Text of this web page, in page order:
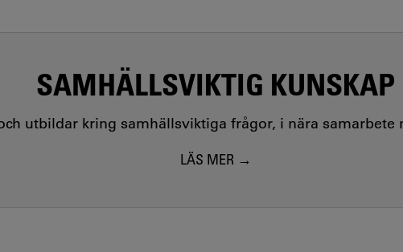
SAMHÄLLSVIKTIG KUNSKAP
utbildar kring samhällsviktiga frågor, i nära samarbete
LÄS MER